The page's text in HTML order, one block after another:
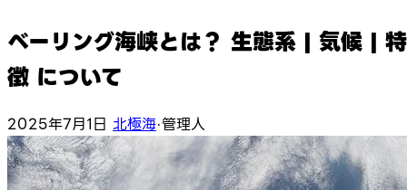
ベーリング海峡とは？ 生態系 | 気候 | 特
徴 について
2025年7月1日 北極海·管理人